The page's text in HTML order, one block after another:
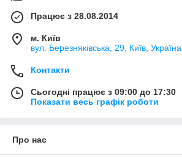
Працює з 28.08.2014
м. Київ
вул. Березняківська, 29, Київ, Україна
Контакти
Сьогодні працює з 09:00 до 17:30
Показати весь графік роботи
Про нас